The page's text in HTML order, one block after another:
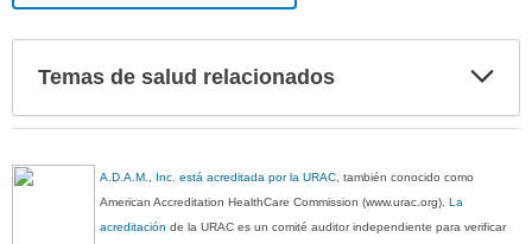
Temas de salud relacionados
A.D.A.M., Inc. está acreditada por la URAC, también conocido como
American Accreditation HealthCare Commission (www.urac.org). La
acreditación de la URAC es un comité auditor independiente para verificar